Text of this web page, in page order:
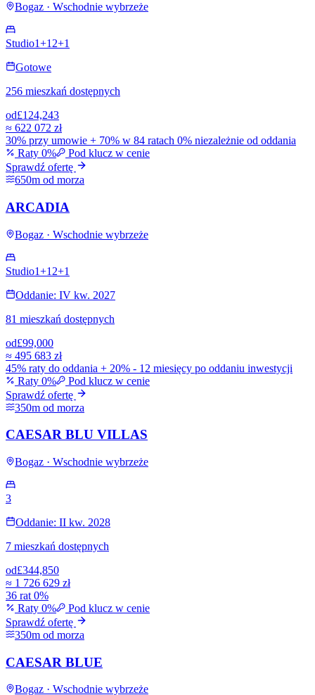
Bogaz · Wschodnie wybrzeże
Studio1+1 2+1
Gotowe
256 mieszkań dostępnych
od£124,243
≈ 622 072 zł
30% przy umowie + 70% w 84 ratach 0% niezależnie od oddania
Raty 0%
Pod klucz w cenie
Sprawdź ofertę
650m od morza
ARCADIA
Bogaz · Wschodnie wybrzeże
Studio1+1 2+1
Oddanie: IV kw. 2027
81 mieszkań dostępnych
od£99,000
≈ 495 683 zł
45% raty do oddania + 20% - 12 miesięcy po oddaniu inwestycji
Raty 0%
Pod klucz w cenie
Sprawdź ofertę
350m od morza
CAESAR BLU VILLAS
Bogaz · Wschodnie wybrzeże
3
Oddanie: II kw. 2028
7 mieszkań dostępnych
od£344,850
≈ 1 726 629 zł
36 rat 0%
Raty 0%
Pod klucz w cenie
Sprawdź ofertę
350m od morza
CAESAR BLUE
Bogaz · Wschodnie wybrzeże